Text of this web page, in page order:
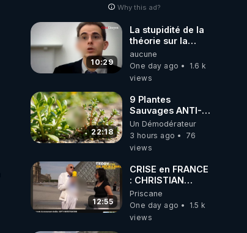
Why this ad?
10:29
La stupidité de la
théorie sur la
responsabilité de
l’homme
concernant le
carbone.
aucune
One day ago
1.6 k
views
22:18
9 Plantes
Sauvages ANTI-
FAMINE: ces
Ressources
Haies
Un Démodérateur
3 hours ago
76
views
12:55
CRISE en FRANCE
: CHRISTIAN
COTTEN FAIT une
étrange
découverte
Priscane
One day ago
1.5 k
views